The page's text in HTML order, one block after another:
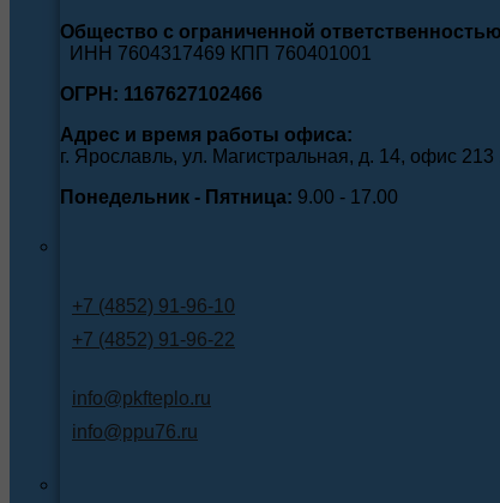
Общество с ограниченной
ИНН 7604317469 КПП 760401001
ОГРН: 1167627102466
Адрес и время работы офиса:
г. Ярославль, ул. Магистральная, д. 14, офис 213
Понедельник - Пятница: 9.00 - 17.00
+7 (4852) 91-96-10
+7 (4852) 91-96-22
info@pkfteplo.ru
info@ppu76.ru